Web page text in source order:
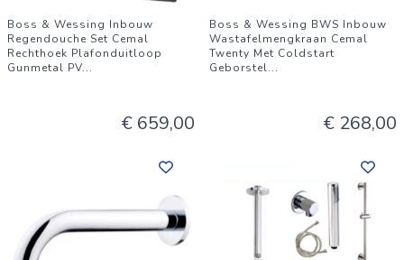
Boss & Wessing Inbouw
Regendouche Set Cemal
Rechthoek Plafonduitloop
Gunmetal PV...
€ 659,00
Boss & Wessing BWS Inbouw
Wastafelmengkraan Cemal
Twenty Met Coldstart
Geborstel...
€ 268,00